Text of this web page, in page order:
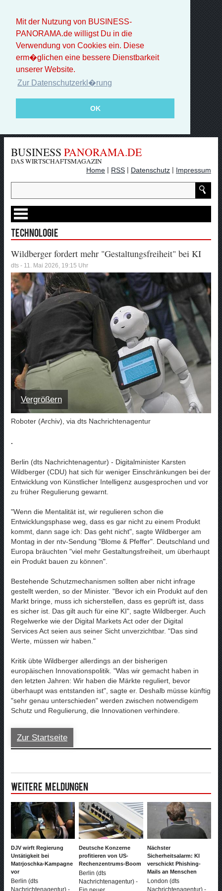
Mit der Nutzung von BUSINESS-
PANORAMA.de willigst Du in die
Verwendung von Cookies ein. Diese
erm�glichen eine bessere Dienstbarkeit
unserer Website.
Zur Datenschutzerkl�rung
OK
BUSINESS PANORAMA.DE
DAS WIRTSCHAFTSMAGAZIN
Home | RSS | Datenschutz | Impressum
Technologie
Wildberger fordert mehr "Gestaltungsfreiheit" bei KI
dts - 11. Mai 2026, 19:15 Uhr
Vergrößern
Roboter (Archiv), via dts Nachrichtenagentur
.
Berlin (dts Nachrichtenagentur) - Digitalminister Karsten
Wildberger (CDU) hat sich für weniger Einschränkungen bei der
Entwicklung von Künstlicher Intelligenz ausgesprochen und vor
zu früher Regulierung gewarnt.
"Wenn die Mentalität ist, wir regulieren schon die
Entwicklungsphase weg, dass es gar nicht zu einem Produkt
kommt, dann sage ich: Das geht nicht", sagte Wildberger am
Montag in der ntv-Sendung "Blome & Pfeffer". Deutschland und
Europa bräuchten "viel mehr Gestaltungsfreiheit, um überhaupt
ein Produkt bauen zu können".
Bestehende Schutzmechanismen sollten aber nicht infrage
gestellt werden, so der Minister. "Bevor ich ein Produkt auf den
Markt bringe, muss ich sicherstellen, dass es geprüft ist, dass
es sicher ist. Das gilt auch für eine KI", sagte Wildberger. Auch
Regelwerke wie der Digital Markets Act oder der Digital
Services Act seien aus seiner Sicht unverzichtbar. "Das sind
Werte, müssen wir haben."
Kritik übte Wildberger allerdings an der bisherigen
europäischen Innovationspolitik. "Was wir gemacht haben in
den letzten Jahren: Wir haben die Märkte reguliert, bevor
überhaupt was entstanden ist", sagte er. Deshalb müsse künftig
"sehr genau unterschieden" werden zwischen notwendigem
Schutz und Regulierung, die Innovationen verhindere.
Zur Startseite
Weitere Meldungen
DJV wirft Regierung
Untätigkeit bei
Matrjoschka-Kampagne
vor
Berlin (dts
Nachrichtenagentur) -
Deutsche Konzerne
profitieren von US-
Rechenzentrums-Boom
Berlin (dts
Nachrichtenagentur) -
Nächster
Sicherheitsalarm: KI
verschickt Phishing-
Mails an Menschen
London (dts
Nachrichtenagentur) -